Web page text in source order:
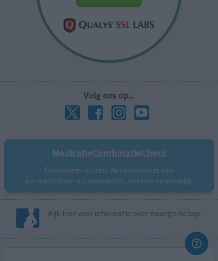
Volg ons op...
MedicatieCombinatieCheck
Controleer nu zelf de combinatie van
uw medicijnen op interacties, snel en eenvoudig.
Kijk hier voor informatie over zwangerschap.